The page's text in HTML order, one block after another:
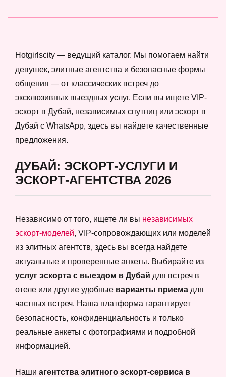
Hotgirlscity — ведущий каталог. Мы помогаем найти
девушек, элитные агентства и безопасные формы
общения — от классических встреч до
эксклюзивных выездных услуг. Если вы ищете VIP-
эскорт в Дубай, независимых спутниц или эскорт в
Дубай с WhatsApp, здесь вы найдете качественные
предложения.
ДУБАЙ: ЭСКОРТ-УСЛУГИ И
ЭСКОРТ-АГЕНТСТВА 2026
Независимо от того, ищете ли вы независимых
эскорт-моделей, VIP-сопровождающих или моделей
из элитных агентств, здесь вы всегда найдете
актуальные и проверенные анкеты. Выбирайте из
услуг эскорта с выездом в Дубай для встреч в
отеле или другие удобные варианты приема для
частных встреч. Наша платформа гарантирует
безопасность, конфиденциальность и только
реальные анкеты с фотографиями и подробной
информацией.
Наши агентства элитного эскорт-сервиса в